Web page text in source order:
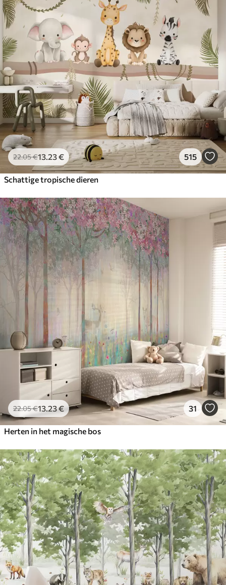
22.05€13 .23€ 515
Schattige tropische dieren
22.05€13 .23€ 31
Herten in het magische bos